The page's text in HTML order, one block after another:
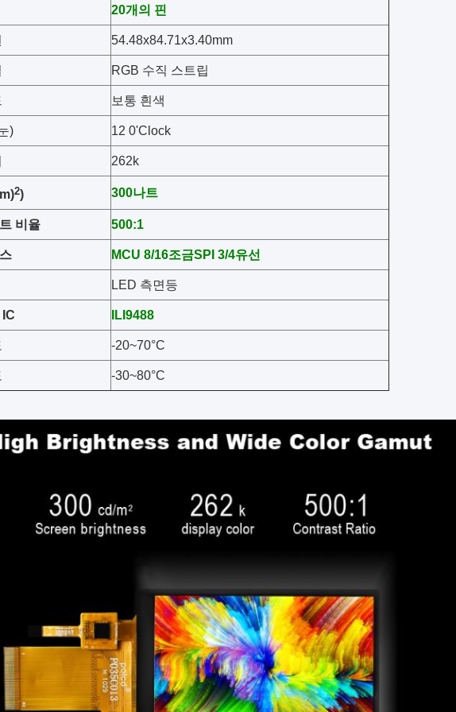
20개의 핀
54.48x84.71x3.40mm
RGB 수직 스트립
보통 흰색
) 12 0'Clock
262k
2) 300나트
비율 500:1
MCU 8/16조금SPI 3/4유선
LED 측면등
ILI9488
-20~70°C
-30~80°C